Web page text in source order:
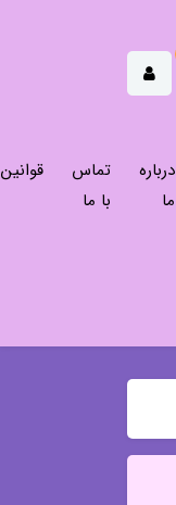
درباره
ما
تماس
با ما
قوانین